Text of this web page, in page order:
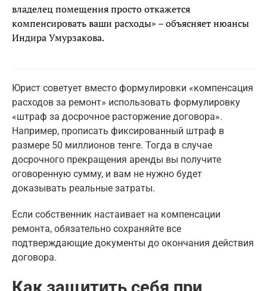
владелец помещения просто откажется
компенсировать ваши расходы» – объясняет нюансы
Индира Умурзакова.
Юрист советует вместо формулировки «компенсация
расходов за ремонт» использовать формулировку
«штраф за досрочное расторжение договора».
Например, прописать фиксированный штраф в
размере 50 миллионов тенге. Тогда в случае
досрочного прекращения аренды вы получите
оговоренную сумму, и вам не нужно будет
доказывать реальные затраты.
Если собственник настаивает на компенсации
ремонта, обязательно сохраняйте все
подтверждающие документы до окончания действия
договора.